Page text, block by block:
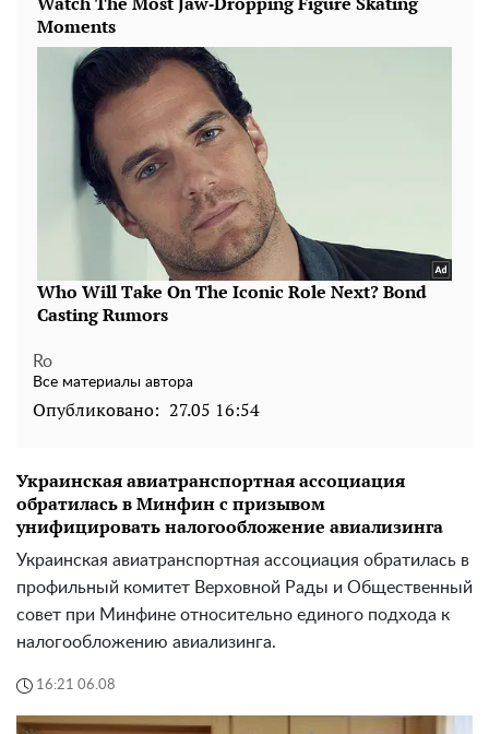
Ro
Все материалы автора
Опубликовано: 27.05 16:54
Украинская авиатранспортная ассоциация
обратилась в Минфин с призывом
унифицировать налогообложение авиализинга
Украинская авиатранспортная ассоциация обратилась в
профильный комитет Верховной Рады и Общественный
совет при Минфине относительно единого подхода к
налогообложению авиализинга.
16:21 06.08